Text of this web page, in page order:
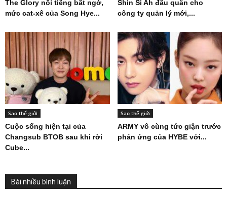
Sao thế giới
The Glory nổi tiếng bất ngờ,
mức cat-xê của Song Hye...
Sao thế giới
Shin Si Ah đầu quân cho
công ty quản lý mới,...
Sao thế giới Sao thế giới